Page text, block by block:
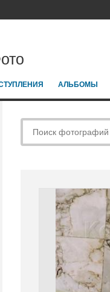
АЛЬБОМЫ